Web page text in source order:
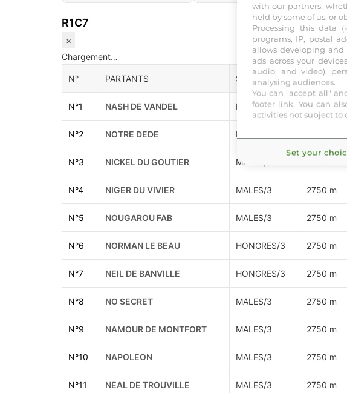
R1C7
×
Chargement…
N° PARTANTS S/A DIST
N°1 NASH DE VANDEL MALES/3 2750 m
N°2 NOTRE DEDE MALES/3
N°3 NICKEL DU GOUTIER MALES/3
N°4 NIGER DU VIVIER MALES/3 2750 m
N°5 NOUGAROU FAB MALES/3 2750 m
N°6 NORMAN LE BEAU HONGRES/3 2750 m
N°7 NEIL DE BANVILLE HONGRES/3 2750 m
N°8 NO SECRET MALES/3 2750 m
N°9 NAMOUR DE MONTFORT MALES/3 2750 m
N°10 NAPOLEON MALES/3 2750 m
N°11 NEAL DE TROUVILLE MALES/3 2750 m
with our partners,
held by some of us, or
Processing this data
programs, IP, postal
allows developing and
ads across your
audio, and video),
analysing audiences.
You can "accept all"
footer link . You can
activities not subject to
Set your